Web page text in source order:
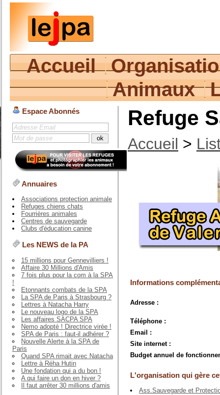
Accueil
Animaux
Espace Abonnés
Annuaires
Associations protection animale
Refuges chiens chats
Fourrières animales
Centres de sauvegarde
Clubs d'éducation canine
Les NEWS de la PA
15 millions pour Gennevilliers !
Affaire 30 Millions d'Amis
7 fois plus pour la com à la SPA
!
Etonnants combats de la SPA
La SPA de Paris à Strasbourg ?
Lettres à Natacha Harry
Le nouveau logo de la SPA
Les affaires SACPA SPA
Nemo adopté ! Directrice virée !
SPA de Paris : faut-il adhérer ?
Nouvelle Alerte à la SPA de
Paris
Quand SPA rimait avec Natacha
Lettre à Réha Hutin
Une fondation qui a du bon !
A qui faire un don en hiver ?
Il faut arrêter 30 millions d'amis
Refuge
Accueil >
Informations
Adresse :
Téléphone :
Email :
Site internet :
Budget annuel de
L'organisation qui gère
Ass.Sauvegarde et